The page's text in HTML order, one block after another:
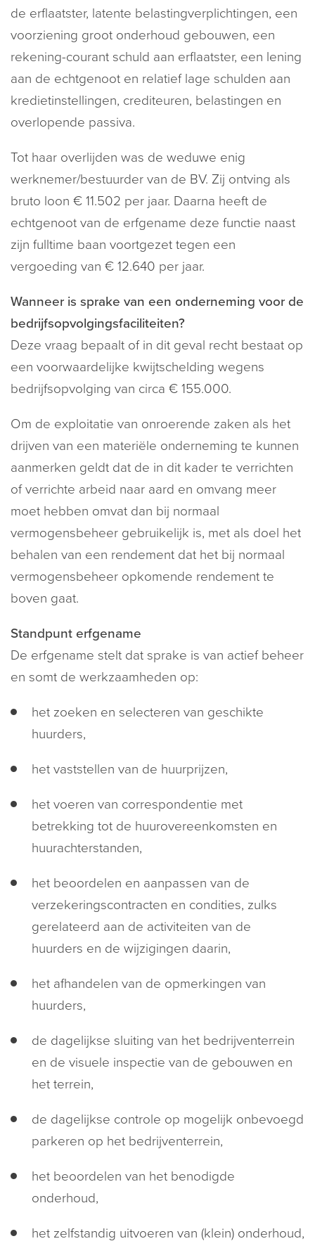
de erflaatster, latente belastingverplichtingen, een
voorziening groot onderhoud gebouwen, een
rekening-courant schuld aan erflaatster, een lening
aan de echtgenoot en relatief lage schulden aan
kredietinstellingen, crediteuren, belastingen en
overlopende passiva.
Tot haar overlijden was de weduwe enig
werknemer/bestuurder van de BV. Zij ontving als
bruto loon € 11.502 per jaar. Daarna heeft de
echtgenoot van de erfgename deze functie naast
zijn fulltime baan voortgezet tegen een
vergoeding van € 12.640 per jaar.
Wanneer is sprake van een onderneming voor de
bedrijfsopvolgingsfaciliteiten?
Deze vraag bepaalt of in dit geval recht bestaat op
een voorwaardelijke kwijtschelding wegens
bedrijfsopvolging van circa € 155.000.
Om de exploitatie van onroerende zaken als het
drijven van een materiële onderneming te kunnen
aanmerken geldt dat de in dit kader te verrichten
of verrichte arbeid naar aard en omvang meer
moet hebben omvat dan bij normaal
vermogensbeheer gebruikelijk is, met als doel het
behalen van een rendement dat het bij normaal
vermogensbeheer opkomende rendement te
boven gaat.
Standpunt erfgename
De erfgename stelt dat sprake is van actief beheer
en somt de werkzaamheden op:
het zoeken en selecteren van geschikte
huurders,
het vaststellen van de huurprijzen,
het voeren van correspondentie met
betrekking tot de huurovereenkomsten en
huurachterstanden,
het beoordelen en aanpassen van de
verzekeringscontracten en condities, zulks
gerelateerd aan de activiteiten van de
huurders en de wijzigingen daarin,
het afhandelen van de opmerkingen van
huurders,
de dagelijkse sluiting van het bedrijventerrein
en de visuele inspectie van de gebouwen en
het terrein,
de dagelijkse controle op mogelijk onbevoegd
parkeren op het bedrijventerrein,
het beoordelen van het benodigde
onderhoud,
het zelfstandig uitvoeren van (klein) onderhoud,